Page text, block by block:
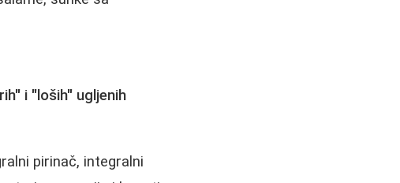
i "loših" ugljenih
pirinač, integralni